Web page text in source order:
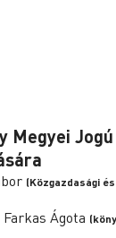
Megyei
(Közgazdasági
Ágota